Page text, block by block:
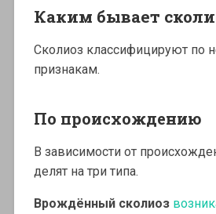
Каким бывает
Сколиоз классифицируют по
признакам.
По происхождению
В зависимости от
делят на три типа.
Врождённый сколиоз